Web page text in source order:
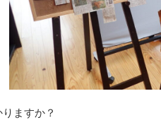
ますか？